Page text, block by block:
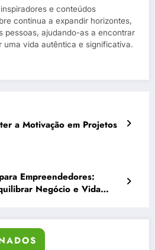
e conteúdos
continua a expandir horizontes,
pessoas, ajudando-as a encontrar
uma vida autêntica e significativa.
a Motivação em Projetos
Empreendedores:
Negócio e Vida